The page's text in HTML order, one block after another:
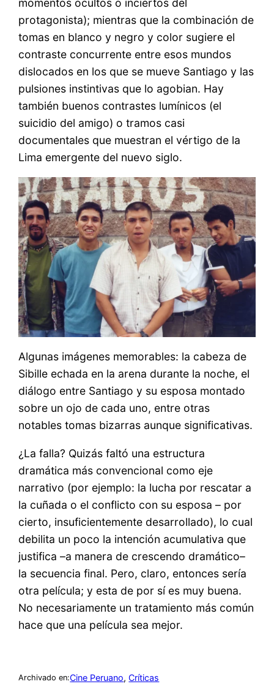
momentos ocultos o inciertos del
protagonista); mientras que la combinación de
tomas en blanco y negro y color sugiere el
contraste concurrente entre esos mundos
dislocados en los que se mueve Santiago y las
pulsiones instintivas que lo agobian. Hay
también buenos contrastes lumínicos (el
suicidio del amigo) o tramos casi
documentales que muestran el vértigo de la
Lima emergente del nuevo siglo.
Algunas imágenes memorables: la cabeza de
Sibille echada en la arena durante la noche, el
diálogo entre Santiago y su esposa montado
sobre un ojo de cada uno, entre otras
notables tomas bizarras aunque significativas.
¿La falla? Quizás faltó una estructura
dramática más convencional como eje
narrativo (por ejemplo: la lucha por rescatar a
la cuñada o el conflicto con su esposa – por
cierto, insuficientemente desarrollado), lo cual
debilita un poco la intención acumulativa que
justifica –a manera de crescendo dramático–
la secuencia final. Pero, claro, entonces sería
otra película; y esta de por sí es muy buena.
No necesariamente un tratamiento más común
hace que una película sea mejor.
Archivado en:Cine Peruano, Críticas